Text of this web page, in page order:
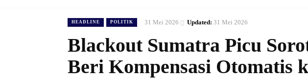
HEADLINE POLITIK 31 Mei 2026 Updated: 31 Mei 2026
Blackout Sumatra Picu
Beri Kompensasi Otomatis